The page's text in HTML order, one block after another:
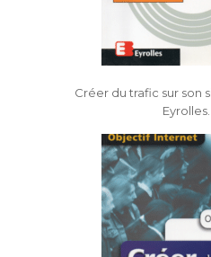
Créer du trafic sur son
Eyrolles.